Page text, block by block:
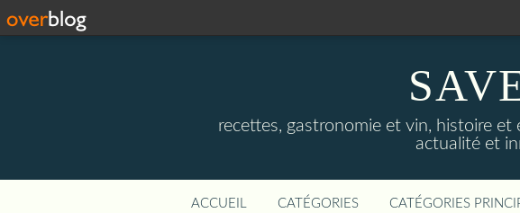
recettes, gastronomie et vin, histoire
actualité et
ACCUEIL CATÉGORIES CATÉGORIES